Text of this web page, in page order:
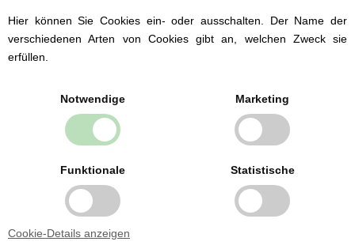
Hier können Sie Cookies ein- oder ausschalten. Der Name der
verschiedenen Arten von Cookies gibt an, welchen Zweck sie
erfüllen.
Notwendige Marketing
Funktionale Statistische
Cookie-Details anzeigen
Babysutten.de
Glarmestervej 7
DK-6800 Varde
CVR: 30209648
service@babysutten.de
+45 29 11 19 07
Dienstag 09:00-11:00